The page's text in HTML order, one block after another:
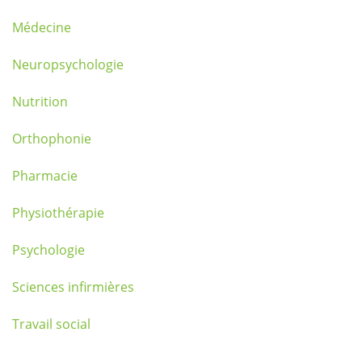
Médecine
Neuropsychologie
Nutrition
Orthophonie
Pharmacie
Physiothérapie
Psychologie
Sciences infirmières
Travail social